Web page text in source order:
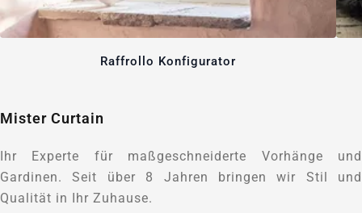
Raffrollo Konfigurator
Mister Curtain
Ihr Experte für maßgeschneiderte Vorhänge und
Gardinen. Seit über 8 Jahren bringen wir Stil und
Qualität in Ihr Zuhause.